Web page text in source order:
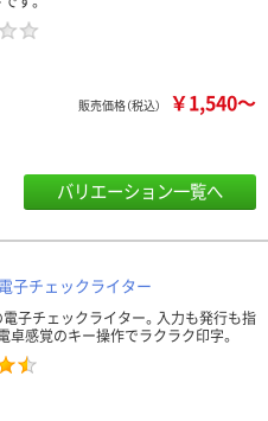
販売価格（税込） ￥1,540～
バリエーション一覧へ
子チェックライター
子チェックライター。入力も発行も指
卓感覚のキー操作でラクラク印字。